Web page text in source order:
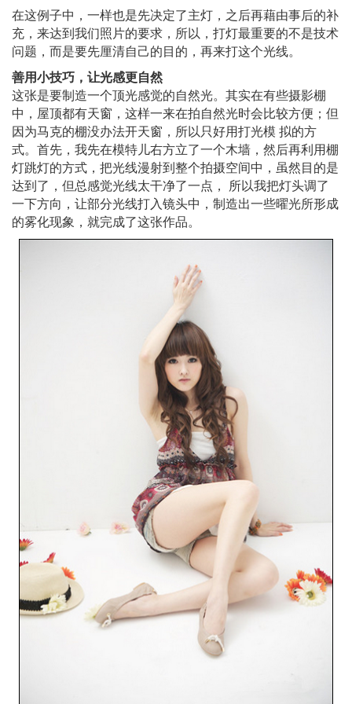
在这例子中，一样也是先决定了主灯，之后再藉由事后的补
充，来达到我们照片的要求，所以，打灯最重要的不是技术
问题，而是要先厘清自己的目的，再来打这个光线。
善用小技巧，让光感更自然
这张是要制造一个顶光感觉的自然光。其实在有些摄影棚
中，屋顶都有天窗，这样一来在拍自然光时会比较方便；但
因为马克的棚没办法开天窗，所以只好用打光模 拟的方
式。首先，我先在模特儿右方立了一个木墙，然后再利用棚
灯跳灯的方式，把光线漫射到整个拍摄空间中，虽然目的是
达到了，但总感觉光线太干净了一点， 所以我把灯头调了
一下方向，让部分光线打入镜头中，制造出一些曜光所形成
的雾化现象，就完成了这张作品。